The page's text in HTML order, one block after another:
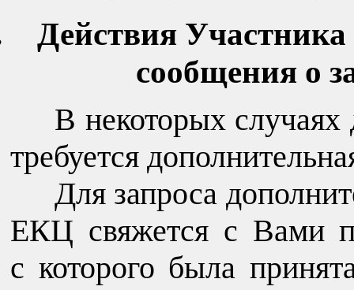
Действия
сообщения о
В некоторых
требуется
Для запроса
ЕКЦ свяжется с Вами
с которого была